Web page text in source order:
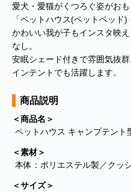
愛犬・愛猫がくつろぐ姿がお
「ペットハウス(ペットベッド)
かわいい我が子もインスタ映
なし。
安眠シェード付きで雰囲気抜
インテントでも活躍します。
商品説明
＜商品名＞
ペットハウス キャンプテント
＜素材＞
本体：ポリエステル製／クッ
＜サイズ＞